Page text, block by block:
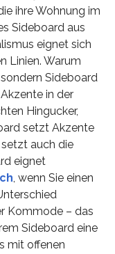
ihre Wohnung im
Sideboard aus
eignet sich
Linien. Warum
Sideboard
in der
Hingucker,
setzt Akzente
auch die
eignet
, wenn Sie einen
Kommode – das
Sideboard eine
mit offenen